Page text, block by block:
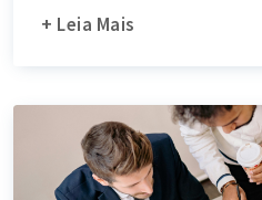
+ Leia Mais